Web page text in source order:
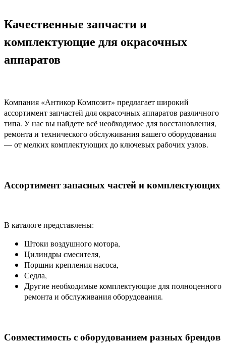
Качественные запчасти и
комплектующие для окрасочных
аппаратов
Компания «Антикор Композит» предлагает широкий
ассортимент запчастей для окрасочных аппаратов различного
типа. У нас вы найдете всё необходимое для восстановления,
ремонта и технического обслуживания вашего оборудования
— от мелких комплектующих до ключевых рабочих узлов.
Ассортимент запасных частей и комплектующих
В каталоге представлены:
Штоки воздушного мотора,
Цилиндры смесителя,
Поршни крепления насоса,
Седла,
Другие необходимые комплектующие для полноценного
ремонта и обслуживания оборудования.
Совместимость с оборудованием разных брендов